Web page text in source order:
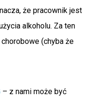
że pracownik jest
alkoholu. Za ten
(chyba że
– z nami może być